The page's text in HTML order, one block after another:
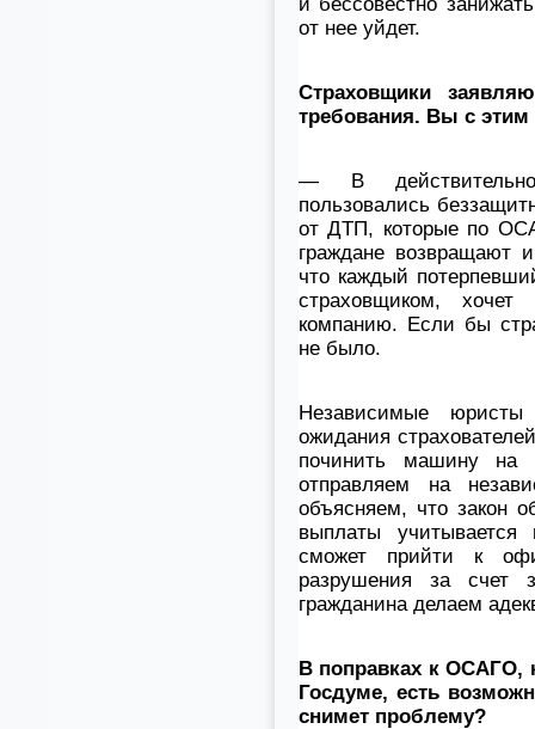
от нее уйдет.
Страховщики
требования. Вы с этим
— В
пользовались
от ДТП, которые по
граждане возвращают
что каждый
страховщиком,
компанию. Если бы
не было.
Независимые юристы
ожидания
починить машину
отправляем на
объясняем, что закон
выплаты учитывается
сможет прийти к
разрушения за
гражданина делаем
В поправках к ОСАГО,
Госдуме, есть
снимет проблему?